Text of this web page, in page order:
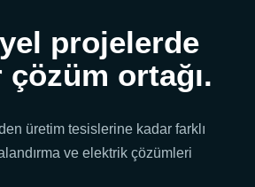
projelerde
ortağı.
üretim tesislerine kadar farklı
ve elektrik çözümleri